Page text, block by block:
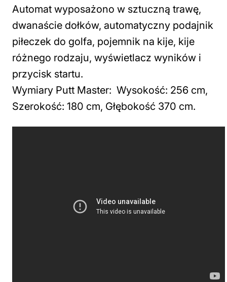
Automat wyposażono w sztuczną trawę,
dwanaście dołków, automatyczny podajnik
piłeczek do golfa, pojemnik na kije, kije
różnego rodzaju, wyświetlacz wyników i
przycisk startu.
Wymiary Putt Master: Wysokość: 256 cm,
Szerokość: 180 cm, Głębokość 370 cm.